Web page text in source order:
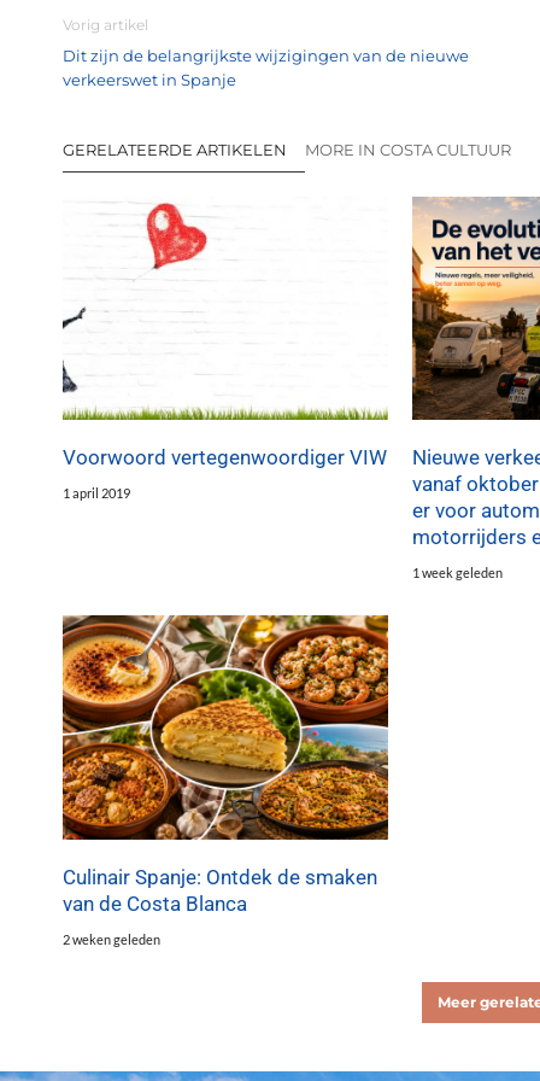
Vorig artikel
Dit zijn de belangrijkste wijzigingen van de nieuwe
verkeerswet in Spanje
GERELATEERDE ARTIKELEN MORE IN COSTA CULTUUR
Voorwoord vertegenwoordiger VIW
1 april 2019
Nieuwe
vanaf
er voor
motorrijders
1 week geleden
Culinair Spanje: Ontdek de smaken
van de Costa Blanca
2 weken geleden
Meer